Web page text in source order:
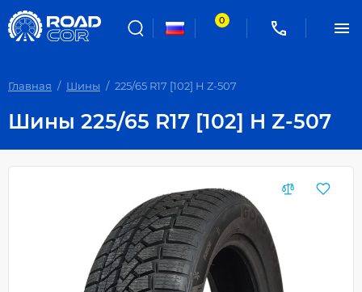
0
Главная Шины 225/65 R17 [102] H Z-507
Шины 225/65 R17 [102] H Z-507